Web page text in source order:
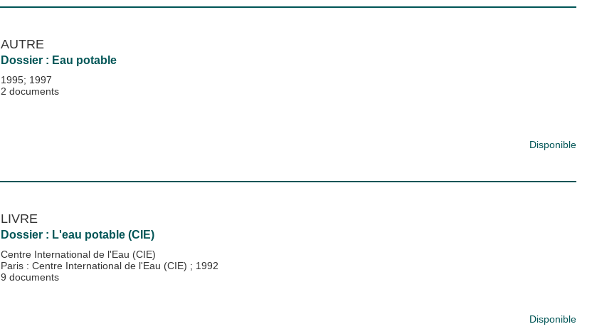
AUTRE
Dossier : Eau potable
1995; 1997
2 documents
Disponible
LIVRE
Dossier : L'eau potable (CIE)
Centre International de l'Eau (CIE)
Paris : Centre International de l'Eau (CIE) ; 1992
9 documents
Disponible